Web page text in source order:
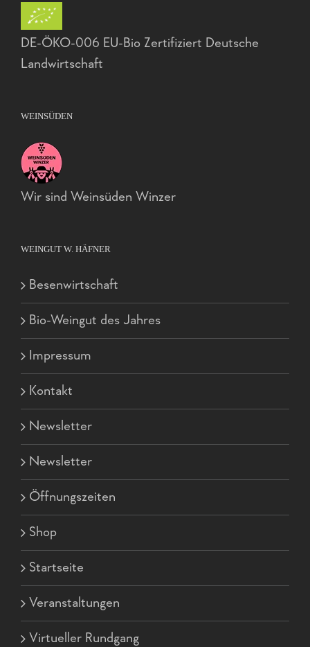
DE-ÖKO-006 EU-Bio Zertifiziert Deutsche
Landwirtschaft
WEINSÜDEN
Wir sind Weinsüden Winzer
WEINGUT W. HÄFNER
Besenwirtschaft
Bio-Weingut des Jahres
Impressum
Kontakt
Newsletter
Newsletter
Öffnungszeiten
Shop
Startseite
Veranstaltungen
Virtueller Rundgang